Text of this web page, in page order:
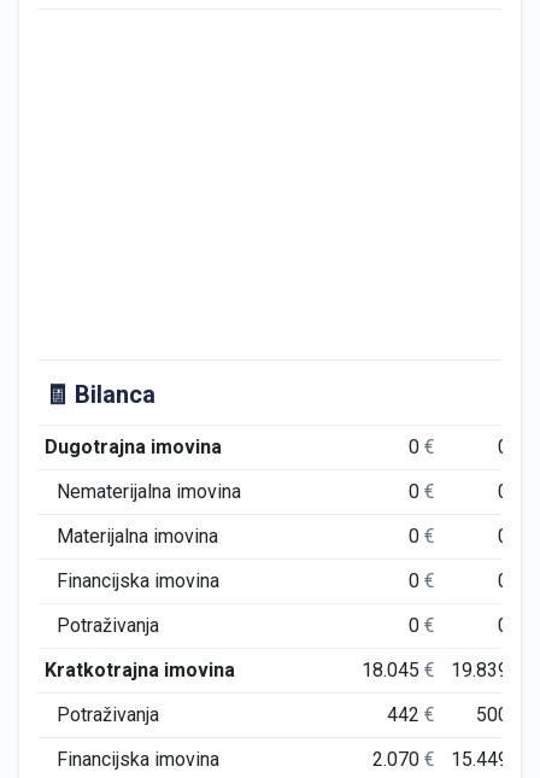
🧾 Bilanca
Dugotrajna imovina 0€ 0
Nematerijalna imovina
0€ 0
Materijalna imovina
0€ 0
Financijska imovina
0€ 0
Potraživanja
0€ 0
Kratkotrajna imovina
18.045€ 19.839
Potraživanja
442€ 500
Financijska imovina
2.070€ 15.449